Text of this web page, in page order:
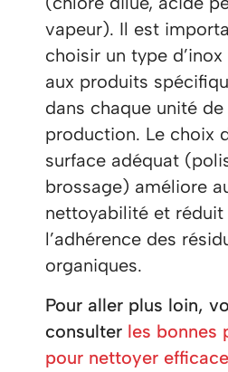
vapeur). Il est
choisir un type
aux produits
dans chaque unité de
production. Le choix
surface adéquat
brossage) améliore
nettoyabilité et réduit
l’adhérence des
organiques.
Pour aller plus loin,
consulter les bonnes
pour nettoyer